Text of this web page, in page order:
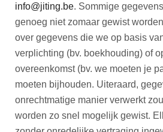
info@jiting.be. Sommige
genoeg niet zomaar gewist
over gegevens die we op basis
verplichting (bv. boekhouding) of
overeenkomst (bv. we moeten je
moeten bijhouden. Uiteraard,
onrechtmatige manier verwerkt
worden zo snel mogelijk gewist.